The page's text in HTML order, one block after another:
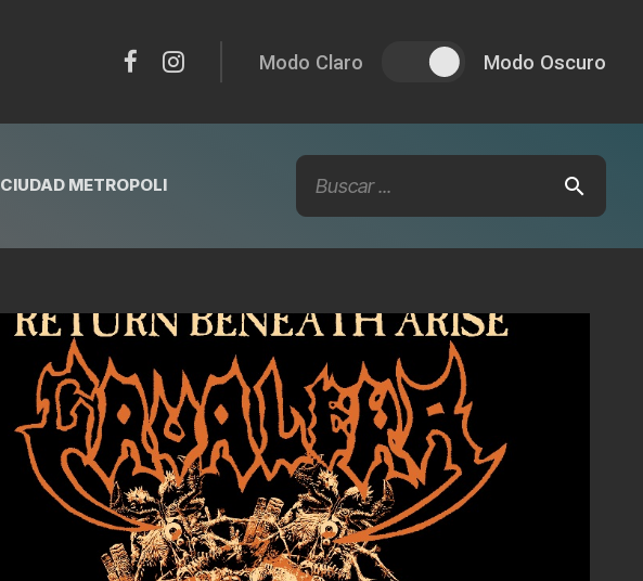
Modo Claro Modo Oscuro
CIUDAD METROPOLI